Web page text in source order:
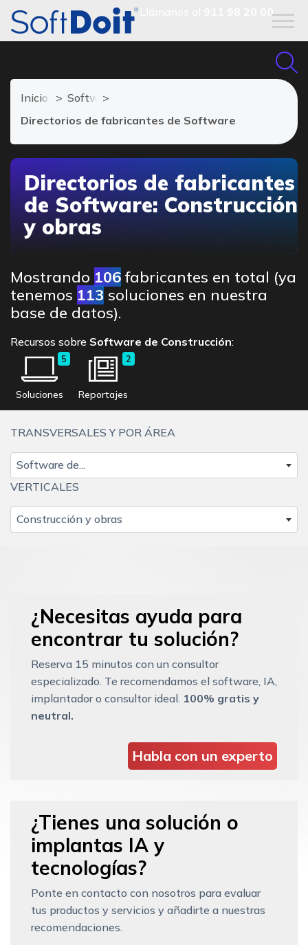
911 98 20 00
Inicio
Software de Construcción
Directorios de fabricantes de Software
Directorios de fabricantes
de Software: Construcción
y obras
Mostrando 106fabricantes en total (ya
tenemos 113 soluciones en nuestra
base de datos).
Recursos sobre Software de Construcción:
5
Soluciones
2
Reportajes
TRANSVERSALES Y POR ÁREA
Software de...
VERTICALES
Construcción y obras
¿Necesitas ayuda para
encontrar tu solución?
Reserva 15 minutos con un consultor
especializado. Te recomendamos el software, IA,
implantador o consultor ideal. 100% gratis y
neutral.
Habla con un experto
¿Tienes una solución o
implantas IA y
tecnologías?
Ponte en contacto con nosotros para evaluar
tus productos y servicios y añadirte a nuestras
recomendaciones.